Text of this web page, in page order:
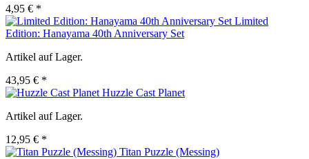
4,95 € *
Limited
Edition: Hanayama 40th Anniversary Set
Artikel auf Lager.
43,95 € *
Huzzle Cast Planet
Artikel auf Lager.
12,95 € *
Titan Puzzle (Messing)